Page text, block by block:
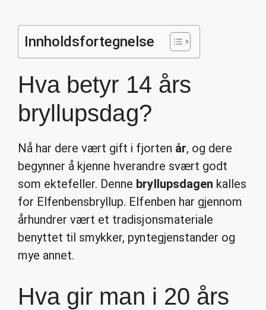
Innholdsfortegnelse
Hva betyr 14 års
bryllupsdag?
Nå har dere vært gift i fjorten år, og dere
begynner å kjenne hverandre svært godt
som ektefeller. Denne bryllupsdagen kalles
for Elfenbensbryllup. Elfenben har gjennom
århundrer vært et tradisjonsmateriale
benyttet til smykker, pyntegjenstander og
mye annet.
Hva gir man i 20 års